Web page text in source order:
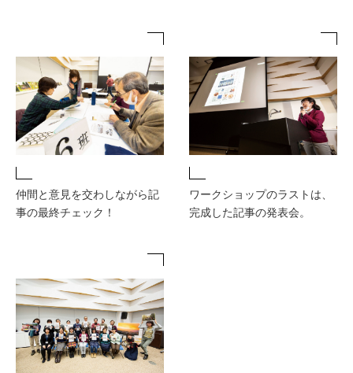
仲間と意見を交わしながら記
事の最終チェック！
ワークショップのラストは、
完成した記事の発表会。